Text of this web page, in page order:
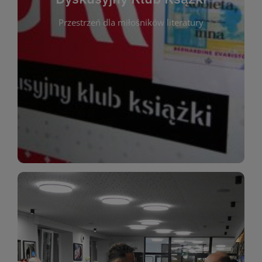
Przestrzeń dla miłośników literatury
Dyskusyjny Klub Ksążki
Dyskusyjny Klub Książki to przestrzeń dla
miłośników literatury, którzy lubią dzielić się
opiniami i emocjami po lekturze. Spotykamy się
regularnie, by rozmawiać o wybranych tytułach z
różnych gatunków literackich. Każde spotkanie to
okazja do inspirującej dyskusji, wymiany
miłośników estetycznych doznań!
WIĘCEJ